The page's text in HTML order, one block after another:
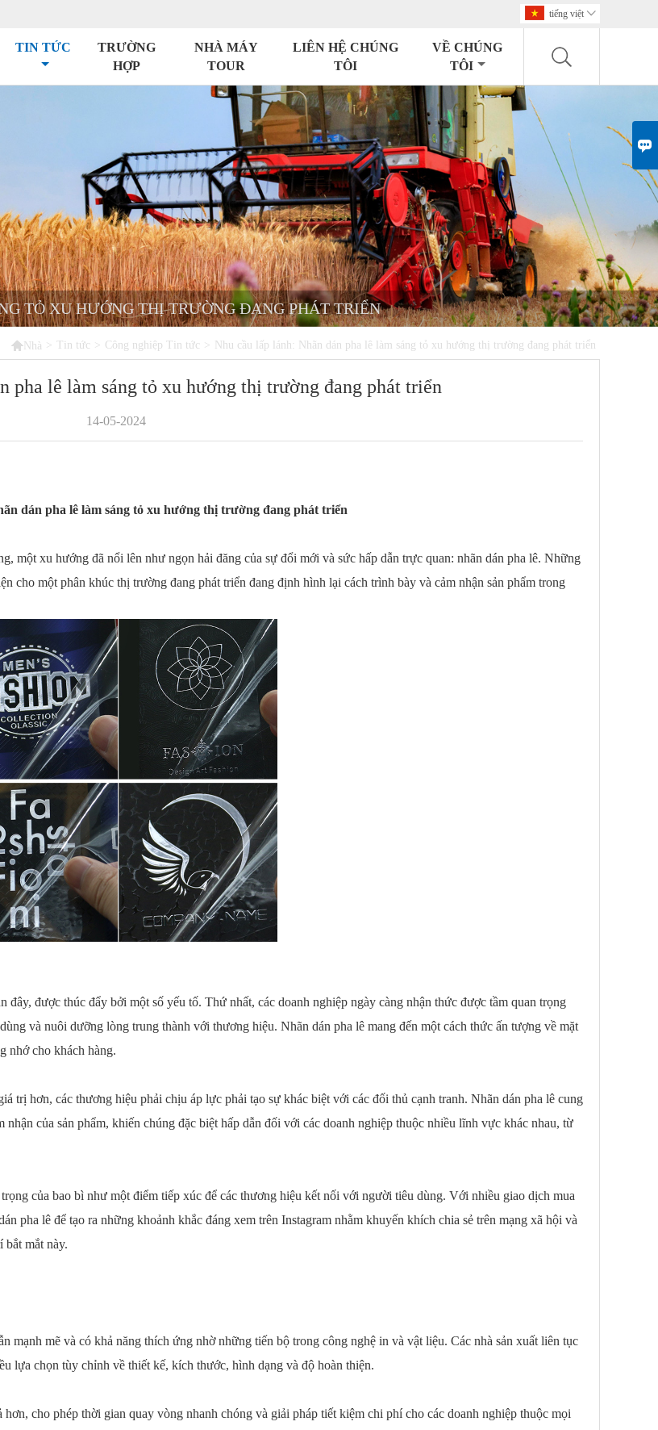

tiếng việt 
TIN TỨC
TRƯỜNG
HỢP
NHÀ MÁY
TOUR
LIÊN HỆ CHÚNG
TÔI
VỀ CHÚNG
TÔI
TỎ XU HƯỚNG THỊ TRƯỜNG ĐANG PHÁT TRIỂN
Nhà > Tin tức > Công nghiệp Tin tức > Nhu cầu lấp lánh: Nhãn dán pha lê làm sáng tỏ xu hướng thị trường đang phát triển
pha lê làm sáng tỏ xu hướng thị trường đang phát triển
14-05-2024
dán pha lê làm sáng tỏ xu hướng thị trường đang phát triển
một xu hướng đã nổi lên như ngọn hải đăng của sự đổi mới và sức hấp dẫn trực quan: nhãn dán pha lê. Những
cho một phân khúc thị trường đang phát triển đang định hình lại cách trình bày và cảm nhận sản phẩm trong
đây, được thúc đẩy bởi một số yếu tố. Thứ nhất, các doanh nghiệp ngày càng nhận thức được tầm quan trọng
và nuôi dưỡng lòng trung thành với thương hiệu. Nhãn dán pha lê mang đến một cách thức ấn tượng về mặt
nhớ cho khách hàng.
trị hơn, các thương hiệu phải chịu áp lực phải tạo sự khác biệt với các đối thủ cạnh tranh. Nhãn dán pha lê cung
của sản phẩm, khiến chúng đặc biệt hấp dẫn đối với các doanh nghiệp thuộc nhiều lĩnh vực khác nhau, từ
của bao bì như một điểm tiếp xúc để các thương hiệu kết nối với người tiêu dùng. Với nhiều giao dịch mua
pha lê để tạo ra những khoảnh khắc đáng xem trên Instagram nhằm khuyến khích chia sẻ trên mạng xã hội và
bắt mắt này.
mạnh mẽ và có khả năng thích ứng nhờ những tiến bộ trong công nghệ in và vật liệu. Các nhà sản xuất liên tục
lựa chọn tùy chỉnh về thiết kế, kích thước, hình dạng và độ hoàn thiện.
cho phép thời gian quay vòng nhanh chóng và giải pháp tiết kiệm chi phí cho các doanh nghiệp thuộc mọi